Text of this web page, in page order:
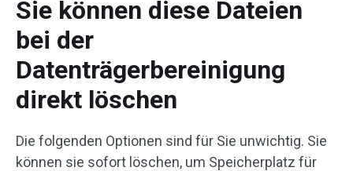
Sie können diese Dateien
bei der
Datenträgerbereinigung
direkt löschen
Die folgenden Optionen sind für Sie unwichtig. Sie
können sie sofort löschen, um Speicherplatz für